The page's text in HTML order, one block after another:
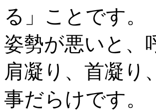
る」ことです。
姿勢が悪いと、
肩凝り、首凝り
事だらけです。